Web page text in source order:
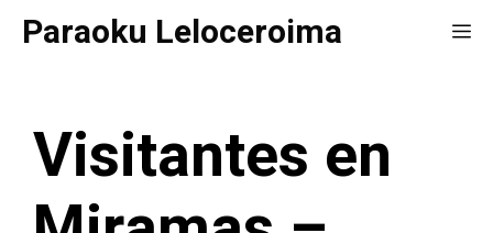
SaltarParaoku Leloceroima
Visitantes en